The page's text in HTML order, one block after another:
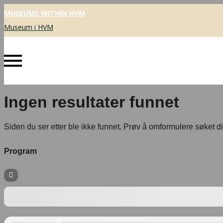
MUSEUMS WITHIN HVM
Museum i HVM
Ingen resultater funnet
Siden du ser etter ble ikke funnet. Prøv å omformulere søket
Program